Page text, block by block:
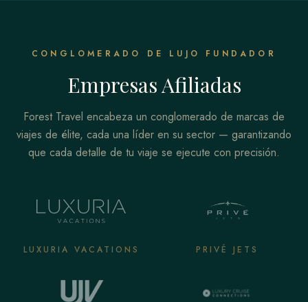
CONGLOMERADO DE LUJO FUNDADOR
Empresas Afiliadas
Forest Travel encabeza un conglomerado de marcas de
viajes de élite, cada una líder en su sector — garantizando
que cada detalle de tu viaje se ejecute con precisión.
LUXURIA VACATIONS PRIVÉ JETS